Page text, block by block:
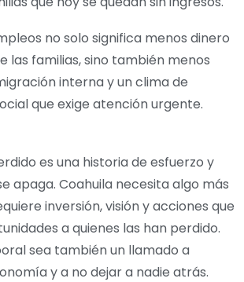
no solo significa menos dinero
las familias, sino también menos
interna y un clima de
que exige atención urgente.
es una historia de esfuerzo y
apaga. Coahuila necesita algo más
inversión, visión y acciones que
a quienes las han perdido.
sea también un llamado a
y a no dejar a nadie atrás.